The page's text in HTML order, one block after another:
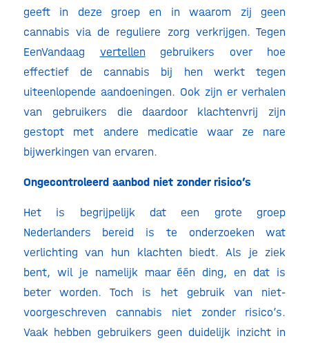
geeft in deze groep en in waarom zij geen
cannabis via de reguliere zorg verkrijgen. Tegen
EenVandaag vertellen gebruikers over hoe
effectief de cannabis bij hen werkt tegen
uiteenlopende aandoeningen. Ook zijn er verhalen
van gebruikers die daardoor klachtenvrij zijn
gestopt met andere medicatie waar ze nare
bijwerkingen van ervaren.
Ongecontroleerd aanbod niet zonder risico’s
Het is begrijpelijk dat een grote groep
Nederlanders bereid is te onderzoeken wat
verlichting van hun klachten biedt. Als je ziek
bent, wil je namelijk maar één ding, en dat is
beter worden. Toch is het gebruik van niet-
voorgeschreven cannabis niet zonder risico’s.
Vaak hebben gebruikers geen duidelijk inzicht in